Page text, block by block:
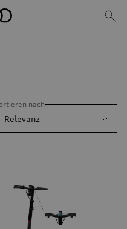
nach
Relevanz